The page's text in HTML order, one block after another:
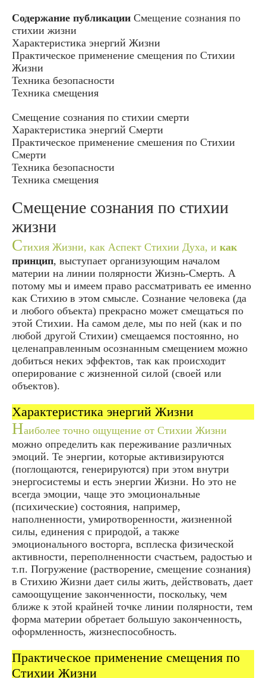
Содержание публикации Смещение сознания по
стихии жизни
Характеристика энергий Жизни
Практическое применение смещения по Стихии
Жизни
Техника безопасности
Техника смещения
Смещение сознания по стихии смерти
Характеристика энергий Смерти
Практическое применение смешения по Стихии
Смерти
Техника безопасности
Техника смещения
Смещение сознания по стихии
жизни
Стихия Жизни, как Аспект Стихии Духа, и как
принцип, выступает организующим началом
материи на линии полярности Жизнь-Смерть. А
потому мы и имеем право рассматривать ее именно
как Стихию в этом смысле. Сознание человека (да
и любого объекта) прекрасно может смещаться по
этой Стихии. На самом деле, мы по ней (как и по
любой другой Стихии) смещаемся постоянно, но
целенаправленным осознанным смещением можно
добиться неких эффектов, так как происходит
оперирование с жизненной силой (своей или
объектов).
Характеристика энергий Жизни
Наиболее точно ощущение от Стихии Жизни
можно определить как переживание различных
эмоций. Те энергии, которые активизируются
(поглощаются, генерируются) при этом внутри
энергосистемы и есть энергии Жизни. Но это не
всегда эмоции, чаще это эмоциональные
(психические) состояния, например,
наполненности, умиротворенности, жизненной
силы, единения с природой, а также
эмоционального восторга, всплеска физической
активности, переполненности счастьем, радостью и
т.п. Погружение (растворение, смещение сознания)
в Стихию Жизни дает силы жить, действовать, дает
самоощущение законченности, поскольку, чем
ближе к этой крайней точке линии полярности, тем
форма материи обретает большую законченность,
оформленность, жизнеспособность.
Практическое применение смещения по
Стихии Жизни